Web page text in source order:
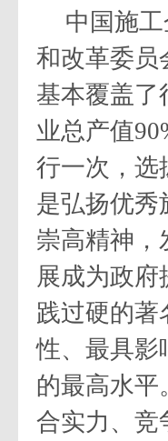
中国施
和改革委员
基本覆盖了
业总产值
行一次，选
是弘扬优秀
崇高精神，
展成为政
践过硬的著
性、最具影
的最高水平
合实力、竞